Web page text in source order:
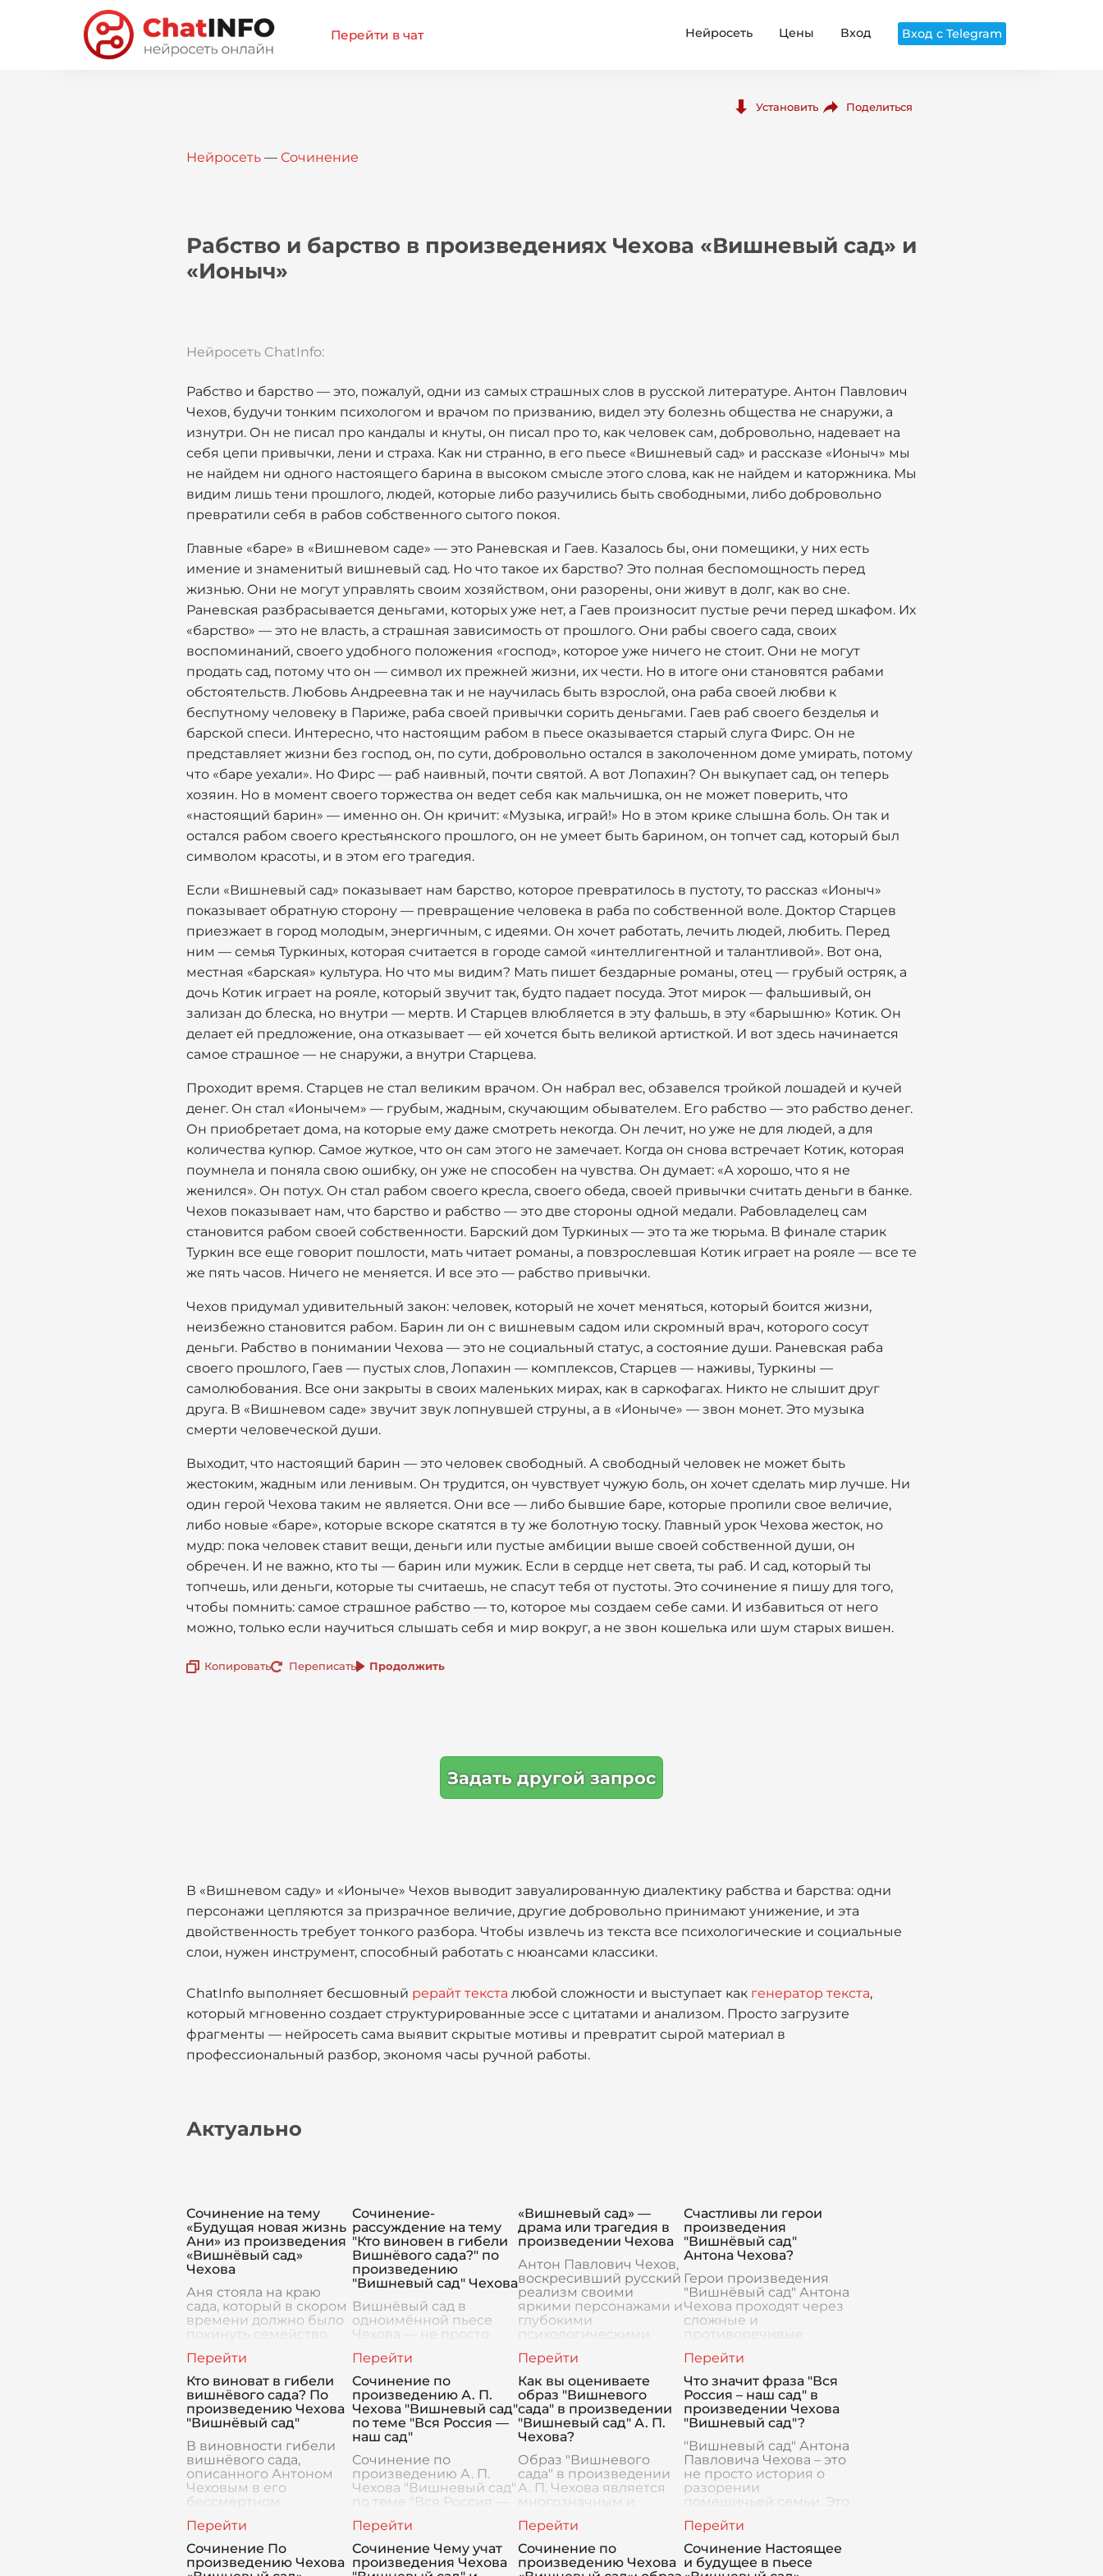
Перейти в чат Нейросеть Цены Вход Вход с Telegram
Установить Поделиться
Нейросеть — Сочинение
Рабство и барство в произведениях Чехова «Вишневый сад» и
«Ионыч»
Нейросеть ChatInfo:
Рабство и барство — это, пожалуй, одни из самых страшных слов в русской литературе. Антон Павлович
Чехов, будучи тонким психологом и врачом по призванию, видел эту болезнь общества не снаружи, а
изнутри. Он не писал про кандалы и кнуты, он писал про то, как человек сам, добровольно, надевает на
себя цепи привычки, лени и страха. Как ни странно, в его пьесе «Вишневый сад» и рассказе «Ионыч» мы
не найдем ни одного настоящего барина в высоком смысле этого слова, как не найдем и каторжника. Мы
видим лишь тени прошлого, людей, которые либо разучились быть свободными, либо добровольно
превратили себя в рабов собственного сытого покоя.
Главные «баре» в «Вишневом саде» — это Раневская и Гаев. Казалось бы, они помещики, у них есть
имение и знаменитый вишневый сад. Но что такое их барство? Это полная беспомощность перед
жизнью. Они не могут управлять своим хозяйством, они разорены, они живут в долг, как во сне.
Раневская разбрасывается деньгами, которых уже нет, а Гаев произносит пустые речи перед шкафом. Их
«барство» — это не власть, а страшная зависимость от прошлого. Они рабы своего сада, своих
воспоминаний, своего удобного положения «господ», которое уже ничего не стоит. Они не могут
продать сад, потому что он — символ их прежней жизни, их чести. Но в итоге они становятся рабами
обстоятельств. Любовь Андреевна так и не научилась быть взрослой, она раба своей любви к
беспутному человеку в Париже, раба своей привычки сорить деньгами. Гаев раб своего безделья и
барской спеси. Интересно, что настоящим рабом в пьесе оказывается старый слуга Фирс. Он не
представляет жизни без господ, он, по сути, добровольно остался в заколоченном доме умирать, потому
что «баре уехали». Но Фирс — раб наивный, почти святой. А вот Лопахин? Он выкупает сад, он теперь
хозяин. Но в момент своего торжества он ведет себя как мальчишка, он не может поверить, что
«настоящий барин» — именно он. Он кричит: «Музыка, играй!» Но в этом крике слышна боль. Он так и
остался рабом своего крестьянского прошлого, он не умеет быть барином, он топчет сад, который был
символом красоты, и в этом его трагедия.
Если «Вишневый сад» показывает нам барство, которое превратилось в пустоту, то рассказ «Ионыч»
показывает обратную сторону — превращение человека в раба по собственной воле. Доктор Старцев
приезжает в город молодым, энергичным, с идеями. Он хочет работать, лечить людей, любить. Перед
ним — семья Туркиных, которая считается в городе самой «интеллигентной и талантливой». Вот она,
местная «барская» культура. Но что мы видим? Мать пишет бездарные романы, отец — грубый остряк, а
дочь Котик играет на рояле, который звучит так, будто падает посуда. Этот мирок — фальшивый, он
зализан до блеска, но внутри — мертв. И Старцев влюбляется в эту фальшь, в эту «барышню» Котик. Он
делает ей предложение, она отказывает — ей хочется быть великой артисткой. И вот здесь начинается
самое страшное — не снаружи, а внутри Старцева.
Проходит время. Старцев не стал великим врачом. Он набрал вес, обзавелся тройкой лошадей и кучей
денег. Он стал «Ионычем» — грубым, жадным, скучающим обывателем. Его рабство — это рабство денег.
Он приобретает дома, на которые ему даже смотреть некогда. Он лечит, но уже не для людей, а для
количества купюр. Самое жуткое, что он сам этого не замечает. Когда он снова встречает Котик, которая
поумнела и поняла свою ошибку, он уже не способен на чувства. Он думает: «А хорошо, что я не
женился». Он потух. Он стал рабом своего кресла, своего обеда, своей привычки считать деньги в банке.
Чехов показывает нам, что барство и рабство — это две стороны одной медали. Рабовладелец сам
становится рабом своей собственности. Барский дом Туркиных — это та же тюрьма. В финале старик
Туркин все еще говорит пошлости, мать читает романы, а повзрослевшая Котик играет на рояле — все те
же пять часов. Ничего не меняется. И все это — рабство привычки.
Чехов придумал удивительный закон: человек, который не хочет меняться, который боится жизни,
неизбежно становится рабом. Барин ли он с вишневым садом или скромный врач, которого сосут
деньги. Рабство в понимании Чехова — это не социальный статус, а состояние души. Раневская раба
своего прошлого, Гаев — пустых слов, Лопахин — комплексов, Старцев — наживы, Туркины —
самолюбования. Все они закрыты в своих маленьких мирах, как в саркофагах. Никто не слышит друг
друга. В «Вишневом саде» звучит звук лопнувшей струны, а в «Ионыче» — звон монет. Это музыка
смерти человеческой души.
Выходит, что настоящий барин — это человек свободный. А свободный человек не может быть
жестоким, жадным или ленивым. Он трудится, он чувствует чужую боль, он хочет сделать мир лучше. Ни
один герой Чехова таким не является. Они все — либо бывшие баре, которые пропили свое величие,
либо новые «баре», которые вскоре скатятся в ту же болотную тоску. Главный урок Чехова жесток, но
мудр: пока человек ставит вещи, деньги или пустые амбиции выше своей собственной души, он
обречен. И не важно, кто ты — барин или мужик. Если в сердце нет света, ты раб. И сад, который ты
топчешь, или деньги, которые ты считаешь, не спасут тебя от пустоты. Это сочинение я пишу для того,
чтобы помнить: самое страшное рабство — то, которое мы создаем себе сами. И избавиться от него
можно, только если научиться слышать себя и мир вокруг, а не звон кошелька или шум старых вишен.
Копировать Переписать Продолжить
Задать другой запрос
В «Вишневом саду» и «Ионыче» Чехов выводит завуалированную диалектику рабства и барства: одни
персонажи цепляются за призрачное величие, другие добровольно принимают унижение, и эта
двойственность требует тонкого разбора. Чтобы извлечь из текста все психологические и социальные
слои, нужен инструмент, способный работать с нюансами классики.
ChatInfo выполняет бесшовный рерайт текста любой сложности и выступает как генератор текста,
который мгновенно создает структурированные эссе с цитатами и анализом. Просто загрузите
фрагменты — нейросеть сама выявит скрытые мотивы и превратит сырой материал в
профессиональный разбор, экономя часы ручной работы.
Актуально
Сочинение на тему
«Будущая новая жизнь
Ани» из произведения
«Вишнёвый сад»
Чехова
Аня стояла на краю
сада, который в скором
времени должно было
покинуть семейство
сад, безмолвный
свидетель всех её
детских радостей и
печалей, простирался
перед
Сочинение-
рассуждение на тему
"Кто виновен в гибели
Вишнёвого сада?" по
произведению
"Вишневый сад" Чехова
Вишнёвый сад в
одноимённой пьесе
Чехова — не просто
а символ,
воплощающий
прошлое и будущее,
надежды и
разочарования,
духовные ценности и
экономические реалии
«Вишневый сад» —
драма или трагедия в
произведении Чехова
Антон Павлович Чехов,
воскресивший русский
реализм своими
яркими персонажами и
глубокими
психологическими
оставил нам в наследие
одну из самых
многозначных и трогат
Счастливы ли герои
произведения
"Вишнёвый сад"
Антона Чехова?
Герои произведения
"Вишнёвый сад" Антона
Чехова проходят через
сложные и
противоречивые
место в пьесе занимает
утрата Вишнёвого сада,
которая
символизирует коне
Кто виноват в гибели
вишнёвого сада? По
произведению Чехова
"Вишнёвый сад"
В виновности гибели
вишнёвого сада,
описанного Антоном
Чеховым в его
бессмертном
усмотреть множество
факторов, что делает
этот вопрос весьма
многогранным и слож
Сочинение по
произведению А. П.
Чехова "Вишневый сад"
по теме "Вся Россия —
наш сад"
Сочинение по
произведению А. П.
Чехова "Вишневый сад"
по теме "Вся Россия —
один из выдающихся
мастеров русской
литературы, в своем
произведении
Как вы оцениваете
образ "Вишневого
сада" в произведении
"Вишневый сад" А. П.
Чехова?
Образ "Вишневого
сада" в произведении
А. П. Чехова является
многозначным и
служащим отражением
тем времени, перемен
и неизбежности. Сад –
это не просто
Что значит фраза "Вся
Россия – наш сад" в
произведении Чехова
"Вишневый сад"?
"Вишневый сад" Антона
Павловича Чехова – это
не просто история о
разорении
помещичьей семьи. Это
многослойная драма, в
которой сад становится
метафорой самой
России, её п
Сочинение По
произведению Чехова
Сочинение Чему учат
произведения Чехова
Сочинение по
произведению Чехова
Сочинение Настоящее
и будущее в пьесе